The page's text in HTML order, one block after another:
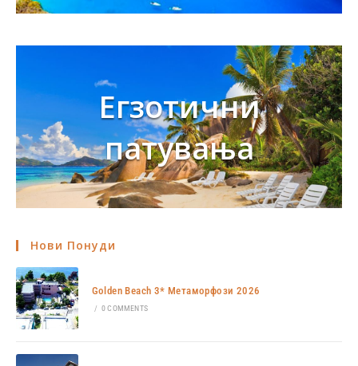
Егзотични
патувања
Нови Понуди
Golden Beach 3* Метаморфози 2026
/ 0 COMMENTS